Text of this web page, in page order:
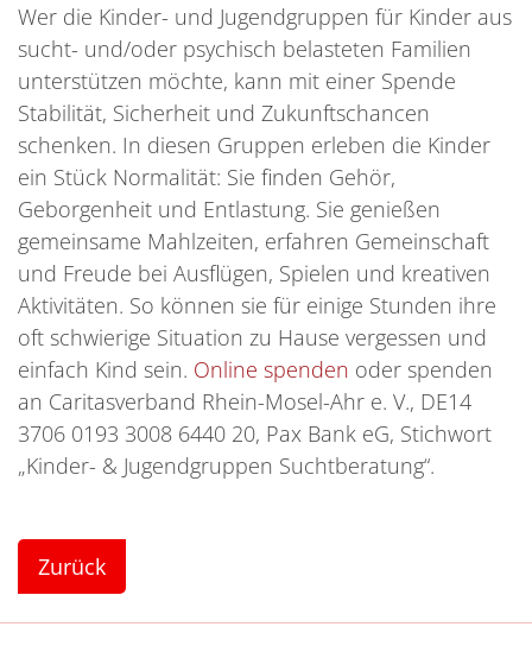
Wer die Kinder- und Jugendgruppen für Kinder aus
sucht- und/oder psychisch belasteten Familien
unterstützen möchte, kann mit einer Spende
Stabilität, Sicherheit und Zukunftschancen
schenken. In diesen Gruppen erleben die Kinder
ein Stück Normalität: Sie finden Gehör,
Geborgenheit und Entlastung. Sie genießen
gemeinsame Mahlzeiten, erfahren Gemeinschaft
und Freude bei Ausflügen, Spielen und kreativen
Aktivitäten. So können sie für einige Stunden ihre
oft schwierige Situation zu Hause vergessen und
einfach Kind sein. Online spenden oder spenden
an Caritasverband Rhein-Mosel-Ahr e. V., DE14
3706 0193 3008 6440 20, Pax Bank eG, Stichwort
„Kinder- & Jugendgruppen Suchtberatung“.
Zurück